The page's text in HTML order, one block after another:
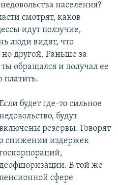
населения?
смотрят, каков
идут ползучие,
люди видят, что
другой. Раньше за
обращался и получал ее
платить.
будет где-то сильное
будут
резервы. Говорят
снижении издержек
В той же
сфере